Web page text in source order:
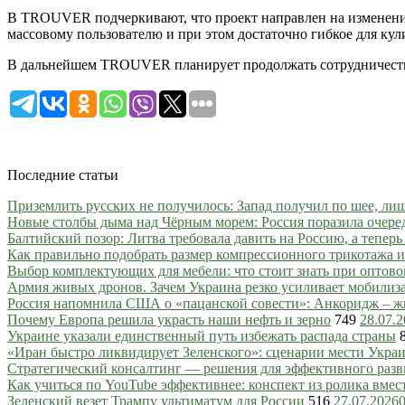
В TROUVER подчеркивают, что проект направлен на
массовому пользователю и при этом достаточно гибкое для
В дальнейшем TROUVER планирует продолжать
Последние статьи
Приземлить русских не получилось: Запад получил по шее,
Новые столбы дыма над Чёрным морем: Россия поразила
Балтийский позор: Литва требовала давить на Россию, а
Как правильно подобрать размер компрессионного трикотажа
Выбор комплектующих для мебели: что стоит знать при
Армия живых дронов. Зачем Украина резко усиливает
Россия напомнила США о «пацанской совести»: Анкоридж –
Почему Европа решила украсть наши нефть и зерно 749
Украине указали единственный путь избежать распада страны
«Иран быстро ликвидирует Зеленского»: сценарии мести
Стратегический консалтинг — решения для эффективного
Как учиться по YouTube эффективнее: конспект из ролика
Зеленский везет Трампу ультиматум для России 516 27.07.20260